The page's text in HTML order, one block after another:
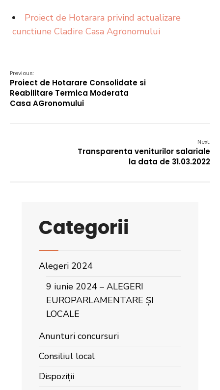
Proiect de Hotarara privind actualizare
cunctiune Cladire Casa Agronomului
Previous:
Proiect de Hotarare Consolidate si
Reabilitare Termica Moderata
Casa AGronomului
Next:
Transparenta veniturilor salariale
la data de 31.03.2022
Categorii
Alegeri 2024
9 iunie 2024 – ALEGERI
EUROPARLAMENTARE ȘI
LOCALE
Anunturi concursuri
Consiliul local
Dispoziții